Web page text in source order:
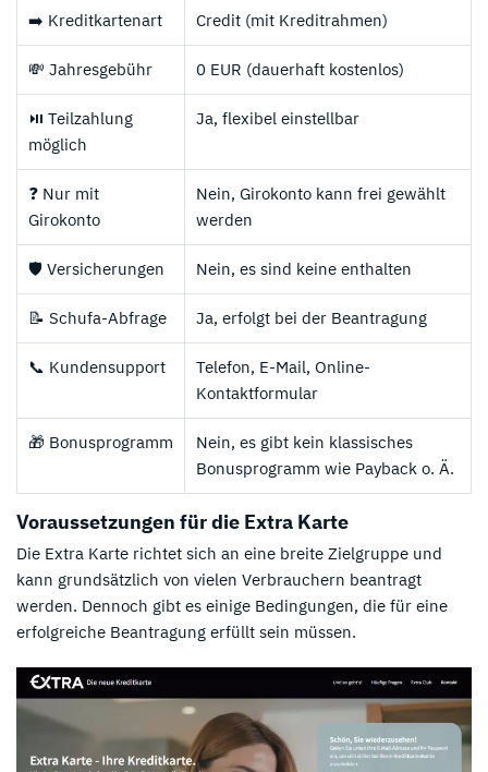
➡️ Kreditkartenart Credit (mit Kreditrahmen)
💸 Jahresgebühr 0 EUR (dauerhaft kostenlos)
⏯️ Teilzahlung
möglich
Ja, flexibel einstellbar
❓ Nur mit
Girokonto
Nein, Girokonto kann frei gewählt
werden
🛡️ Versicherungen Nein, es sind keine enthalten
📝 Schufa-Abfrage Ja, erfolgt bei der Beantragung
📞 Kundensupport
Telefon, E-Mail, Online-
Kontaktformular
🎁 Bonusprogramm
Nein, es gibt kein klassisches
Bonusprogramm wie Payback o. Ä.
Voraussetzungen für die Extra Karte
Die Extra Karte richtet sich an eine breite Zielgruppe und
kann grundsätzlich von vielen Verbrauchern beantragt
werden. Dennoch gibt es einige Bedingungen, die für eine
erfolgreiche Beantragung erfüllt sein müssen.